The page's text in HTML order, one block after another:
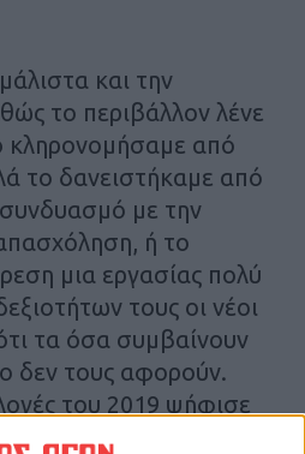
και την
το περιβάλλον λένε
κληρονομήσαμε από
το δανειστήκαμε από
με την
ή το
μια εργασίας πολύ
τους οι νέοι
τα όσα συμβαίνουν
δεν τους αφορούν.
του 2019 ψήφισε
από 18 έως 24